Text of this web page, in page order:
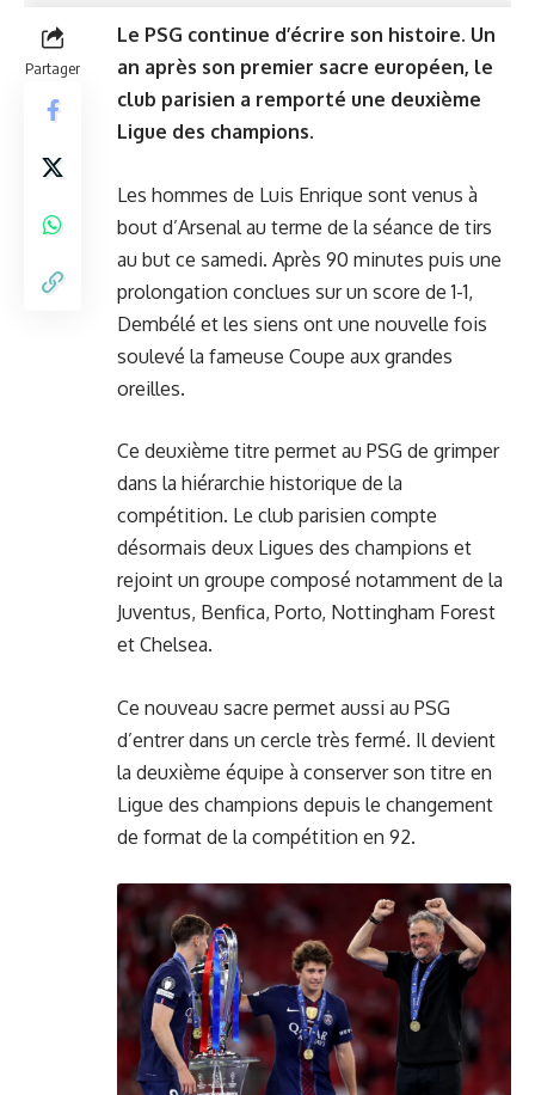
Partager
Le PSG continue d’écrire son histoire. Un
an après son premier sacre européen, le
club parisien a remporté une deuxième
Ligue des champions.
Les hommes de Luis Enrique sont venus à
bout d’Arsenal au terme de la séance de tirs
au but ce samedi. Après 90 minutes puis une
prolongation conclues sur un score de 1-1,
Dembélé et les siens ont une nouvelle fois
soulevé la fameuse Coupe aux grandes
oreilles.
Ce deuxième titre permet au PSG de grimper
dans la hiérarchie historique de la
compétition. Le club parisien compte
désormais deux Ligues des champions et
rejoint un groupe composé notamment de la
Juventus, Benfica, Porto, Nottingham Forest
et Chelsea.
Ce nouveau sacre permet aussi au PSG
d’entrer dans un cercle très fermé. Il devient
la deuxième équipe à conserver son titre en
Ligue des champions depuis le changement
de format de la compétition en 92.